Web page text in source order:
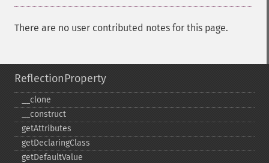
There are no user contributed notes for this page.
ReflectionProperty
_​_​clone
_​_​construct
getAttributes
getDeclaringClass
getDefaultValue